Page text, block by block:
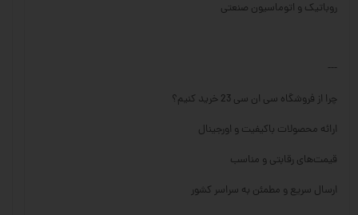
روباتیک و اتوماسیون صنعتی
---
چرا از فروشگاه سی ان سی 23 خرید کنیم؟
ارائه محصولات باکیفیت و اورجینال
قیمت‌های رقابتی و مناسب
ارسال سریع و مطمئن به سراسر کشور